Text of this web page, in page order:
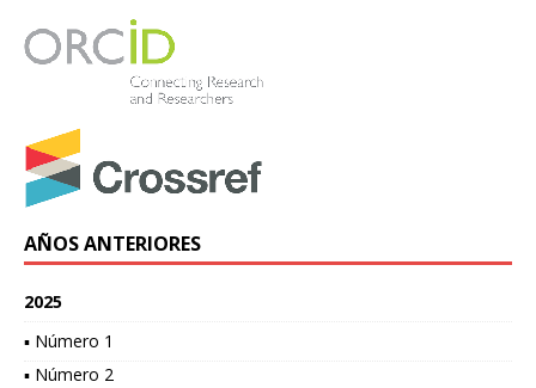
AÑOS ANTERIORES
2025
▪ Número 1
▪ Número 2